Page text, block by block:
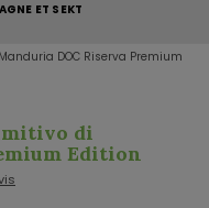
ET SEKT
DOC Riserva Premium
di
Edition